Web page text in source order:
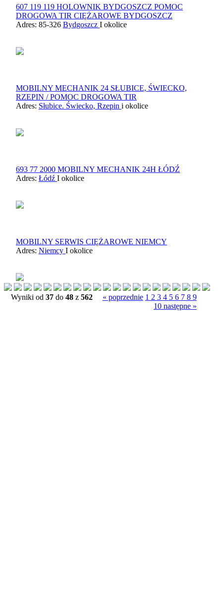
607 119 119 HOLOWNIK BYDGOSZCZ POMOC
DROGOWA TIR CIĘŻAROWE BYDGOSZCZ
Adres: 85-326 Bydgoszcz I okolice
MOBILNY MECHANIK 24 SŁUBICE, ŚWIECKO,
RZEPIN / POMOC DROGOWA TIR
Adres: Słubice. Świecko, Rzepin i okolice
693 77 2000 MOBILNY MECHANIK 24H ŁÓDŹ
Adres: Łódź I okolice
MOBILNY SERWIS CIĘŻAROWE NIEMCY
Adres: Niemcy I okolice
Wyniki od 37do 48z 562 « poprzednie 1 2 3 4 5 6 7 8 9
10 następne »